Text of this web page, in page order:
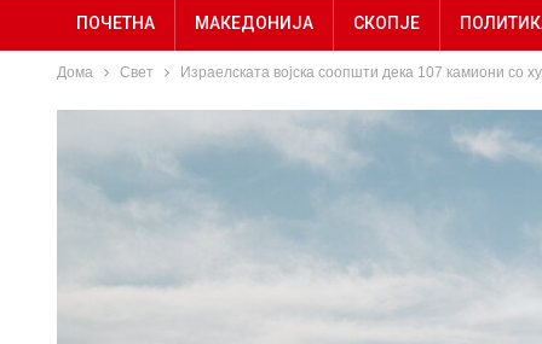
ПОЧЕТНА МАКЕДОНИЈА СКОПЈЕ
Дома Свет Израелската војска соопшти дека 107 камиони со